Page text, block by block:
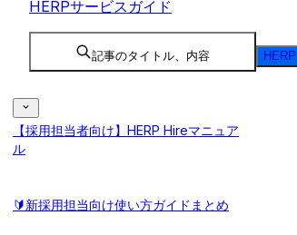
HERPサービスガイド
記事のタイトル、内容
【採用担当者向け】HERP Hireマニュア
ル
🔰新採用担当向け使い方ガイドまとめ